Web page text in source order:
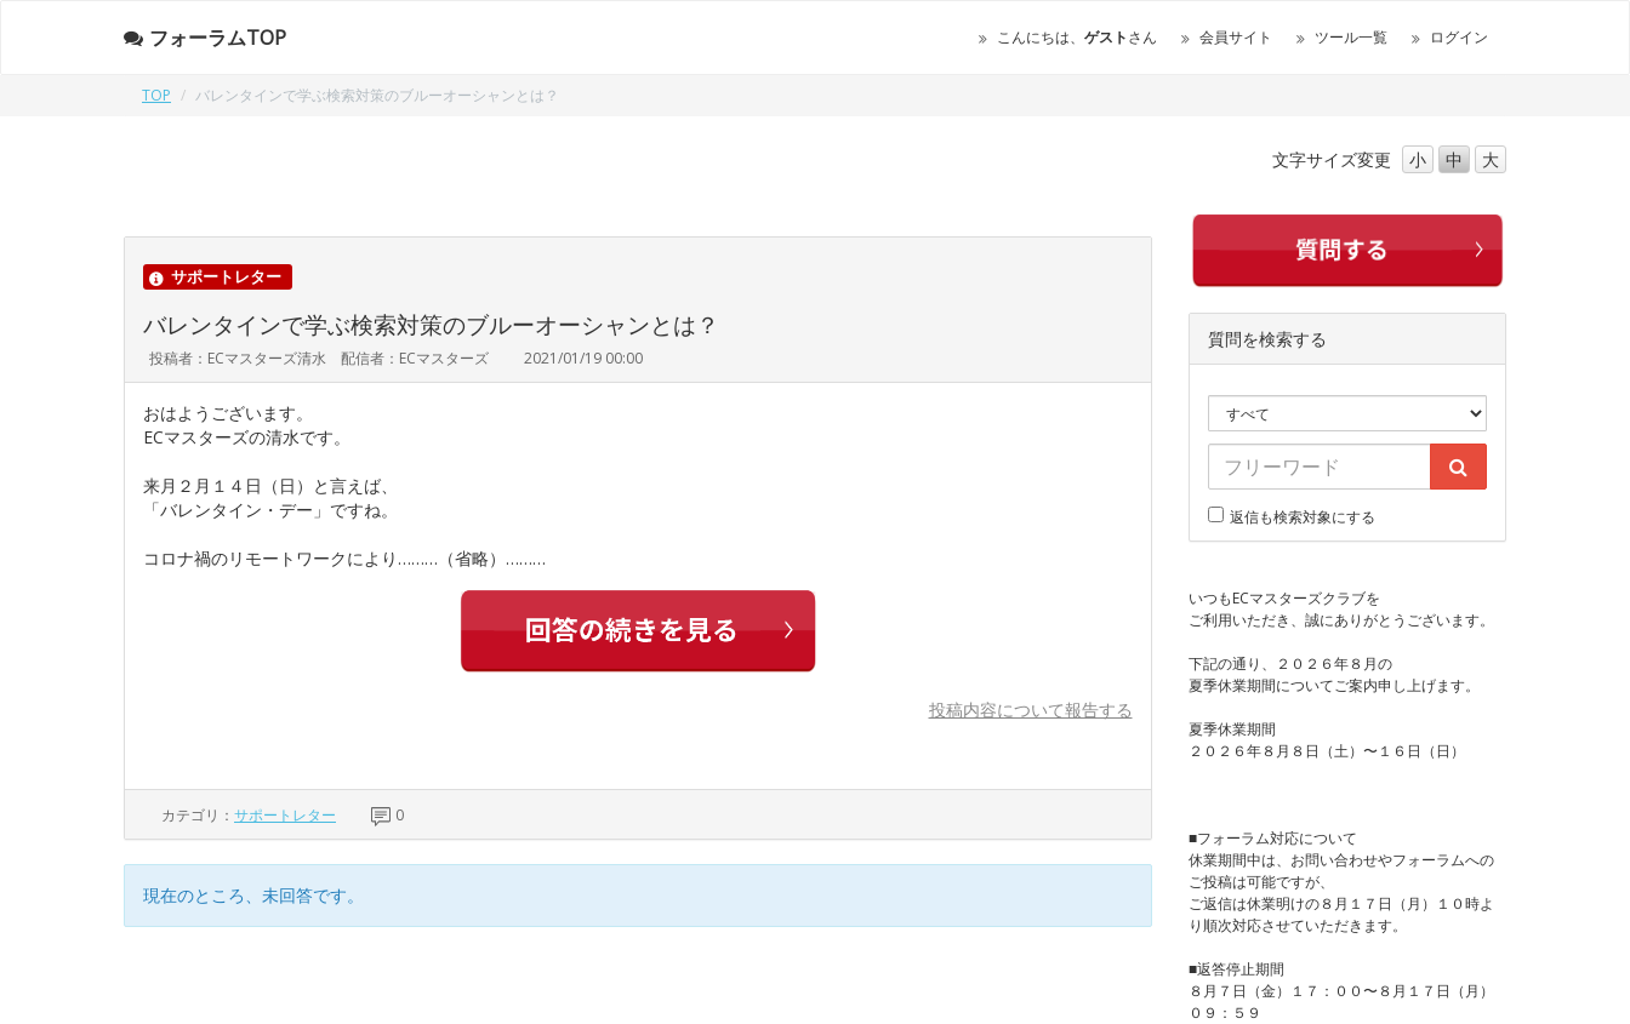
フォーラムTOP こんにちは、 ゲストさん 会員サイト ツール一覧 ログイン
TOP バレンタインで学ぶ検索対策のブルーオーシャンとは？
文字サイズ変更 小 中 大
サポートレター
バレンタインで学ぶ検索対策のブルーオーシャンとは？
投稿者：ECマスターズ清水 配信者：ECマスターズ 2021/01/19 00:00
おはようございます。
ECマスターズの清水です。
来月２月１４日（日）と言えば、
「バレンタイン・デー」ですね。
コロナ禍のリモートワークにより………（省略）………
投稿内容について報告する
カテゴリ： サポートレター 0
現在のところ、未回答です。
質問を検索する
返信も検索対象にする
いつもECマスターズクラブを
ご利用いただき、誠にありがとうございます。
下記の通り、２０２６年８月の
夏季休業期間についてご案内申し上げます。
夏季休業期間
２０２６年８月８日（土）〜１６日（日）
■フォーラム対応について
休業期間中は、お問い合わせやフォーラムへの
ご投稿は可能ですが、
ご返信は休業明けの８月１７日（月）１０時よ
り順次対応させていただきます。
■返答停止期間
８月７日（金）１７：００〜８月１７日（月）
０９：５９